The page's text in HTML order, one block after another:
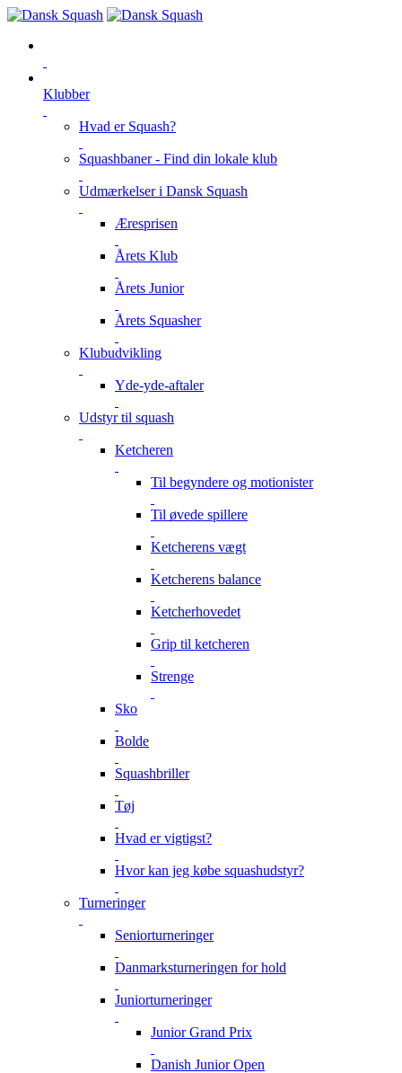
Klubber
Hvad er Squash?
Squashbaner - Find din lokale klub
Udmærkelser i Dansk Squash
Æresprisen
Årets Klub
Årets Junior
Årets Squasher
Klubudvikling
Yde-yde-aftaler
Udstyr til squash
Ketcheren
Til begyndere og motionister
Til øvede spillere
Ketcherens vægt
Ketcherens balance
Ketcherhovedet
Grip til ketcheren
Strenge
Sko
Bolde
Squashbriller
Tøj
Hvad er vigtigst?
Hvor kan jeg købe squashudstyr?
Turneringer
Seniorturneringer
Danmarksturneringen for hold
Juniorturneringer
Junior Grand Prix
Danish Junior Open